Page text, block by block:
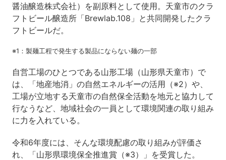
醤油醸造株式会社）を副原料として使用。天童市のクラ
フトビール醸造所「Brewlab.108」と共同開発したクラ
フトビールだ。
※1：製麺工程で発生する製品にならない麺の一部
自営工場のひとつである山形工場（山形県天童市）で
は、「地産地消」の自然エネルギーの活用（※2）や、
工場が立地する天童市の自然保全活動を地元と協力して
行なうなど、地域社会の一員として環境関連の取り組み
に力を入れている。
令和6年度には、そんな環境配慮の取り組みが評価さ
れ、「山形県環境保全推進賞（※3）」を受賞した。